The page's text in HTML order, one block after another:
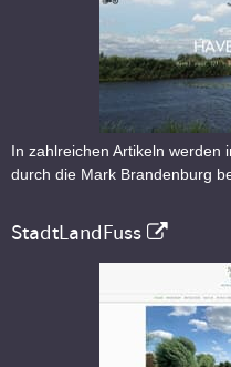
In zahlreichen Artikeln werden
durch die Mark Brandenburg
StadtLandFuss